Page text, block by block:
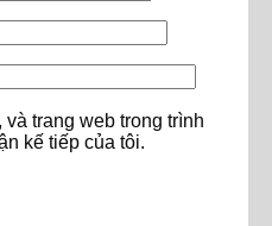
trang web trong trình
kế tiếp của tôi.